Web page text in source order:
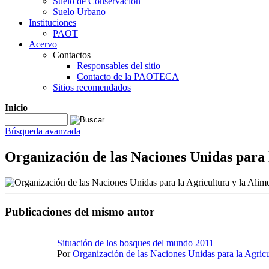
Suelo Urbano
Instituciones
PAOT
Acervo
Contactos
Responsables del sitio
Contacto de la PAOTECA
Sitios recomendados
Inicio
Búsqueda avanzada
Organización de las Naciones Unidas
Publicaciones del mismo autor
Situación de los bosques del mundo 2011
PorOrganización de las Naciones Unidas para la